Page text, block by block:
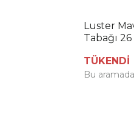
Luster
Tabağı
TÜKENDİ
Bu